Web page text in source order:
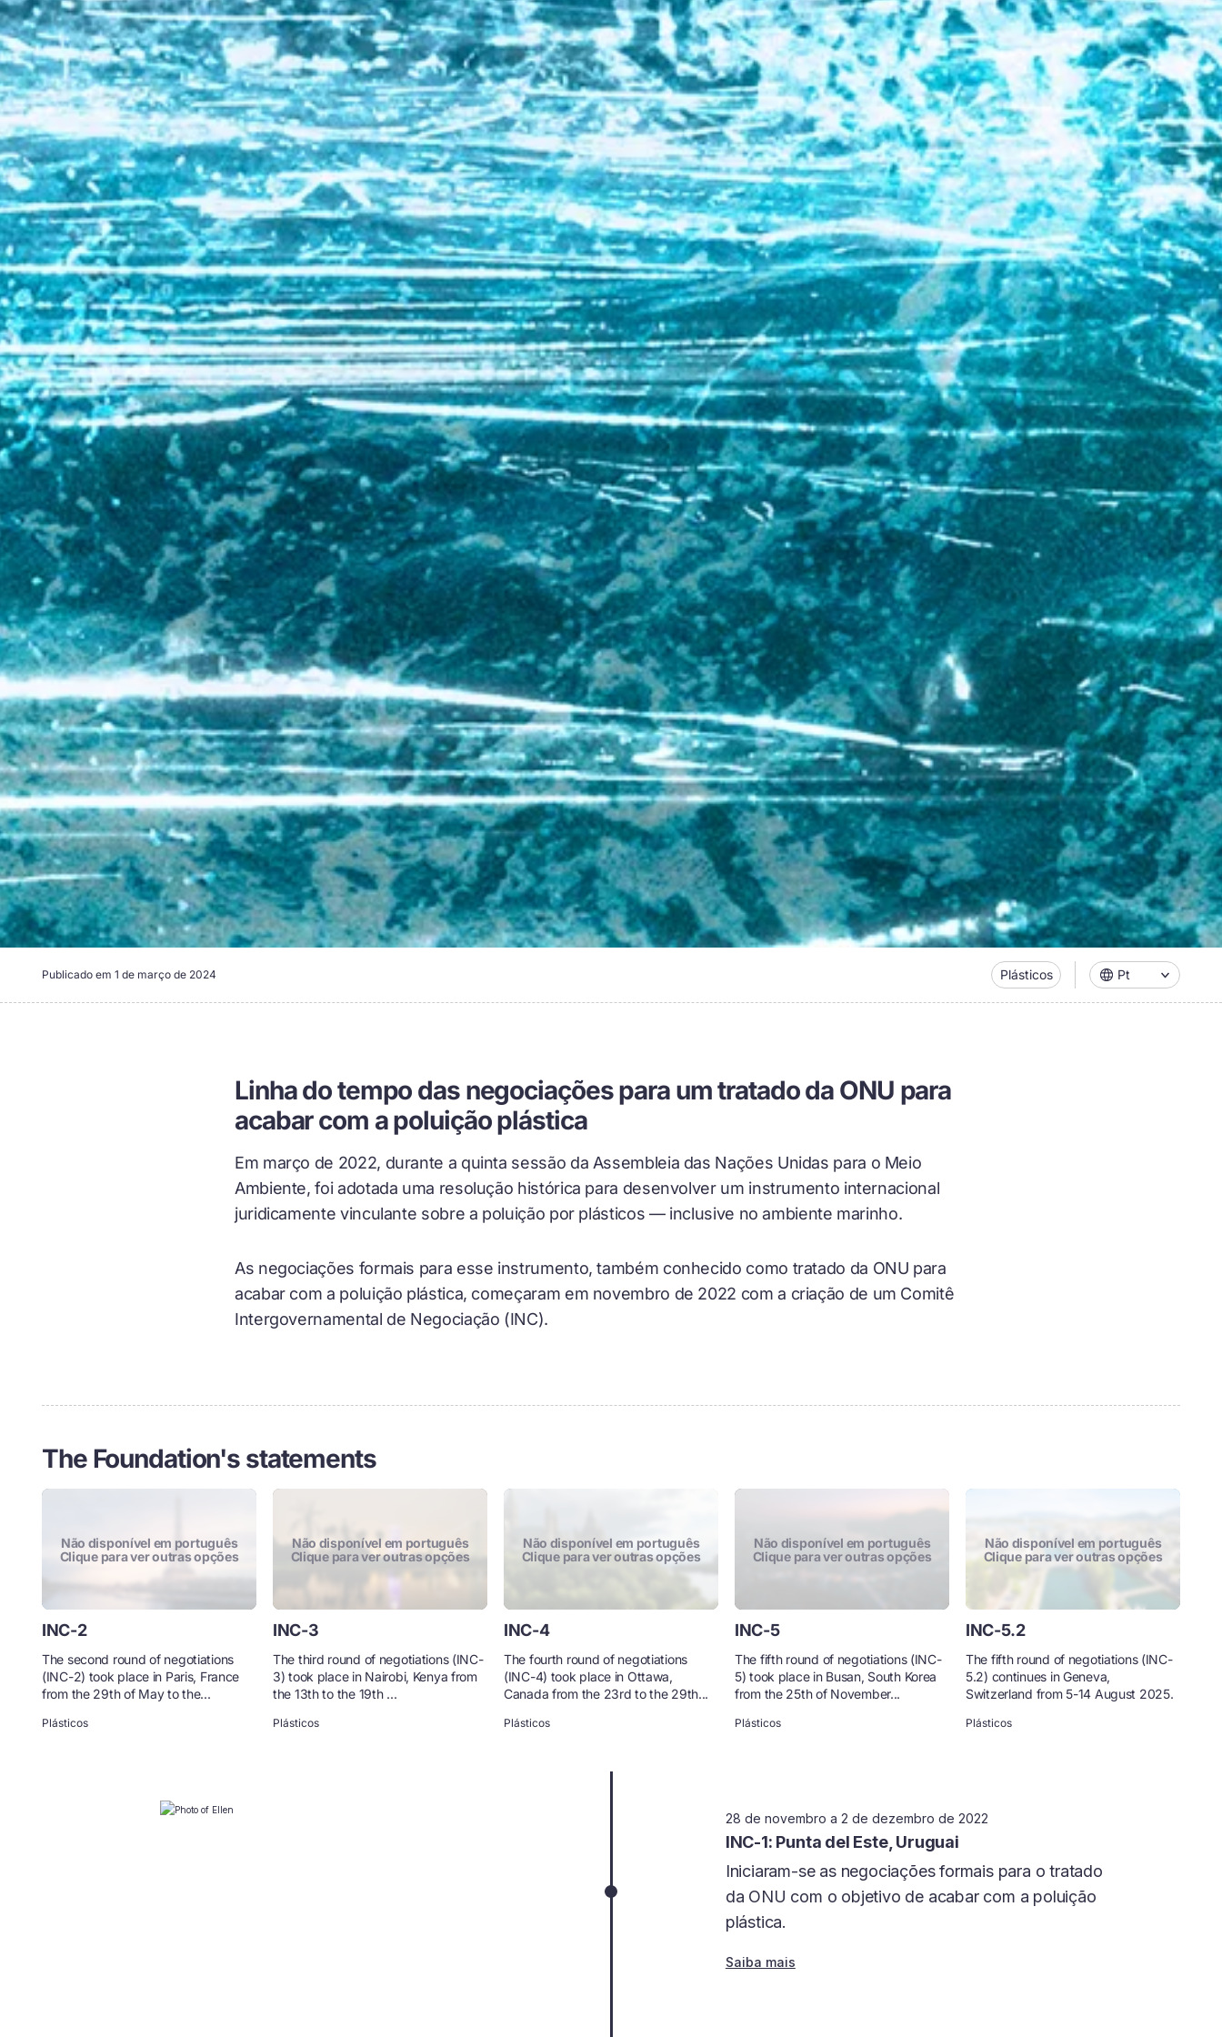
Publicado em 1 de março de 2024 Plásticos Pt
Linha do tempo das negociações para um tratado da ONU para
acabar com a poluição plástica
Em março de 2022, durante a quinta sessão da Assembleia das Nações Unidas para o Meio
Ambiente, foi adotada uma resolução histórica para desenvolver um instrumento internacional
juridicamente vinculante sobre a poluição por plásticos — inclusive no ambiente marinho.
As negociações formais para esse instrumento, também conhecido como tratado da ONU para
acabar com a poluição plástica, começaram em novembro de 2022 com a criação de um Comitê
Intergovernamental de Negociação (INC).
The Foundation's statements
não disponível em português
Clique para ver outras opções
INC-2
The second round of negotiations
(INC-2) took place in Paris, France
from the 29th of May to the...
Plásticos
não disponível em português
Clique para ver outras opções
INC-3
The third round of negotiations (INC-
3) took place in Nairobi, Kenya from
the 13th to the 19th ...
Plásticos
não disponível em português
Clique para ver outras opções
INC-4
The fourth round of negotiations
(INC-4) took place in Ottawa,
Canada from the 23rd to the 29th...
Plásticos
não disponível em português
Clique para ver outras opções
INC-5
The fifth round of negotiations (INC-
5) took place in Busan, South Korea
from the 25th of November...
Plásticos
não disponível em português
Clique para ver outras opções
INC-5.2
The fifth round of negotiations (INC-
5.2) continues in Geneva,
Switzerland from 5-14 August 2025.
Plásticos